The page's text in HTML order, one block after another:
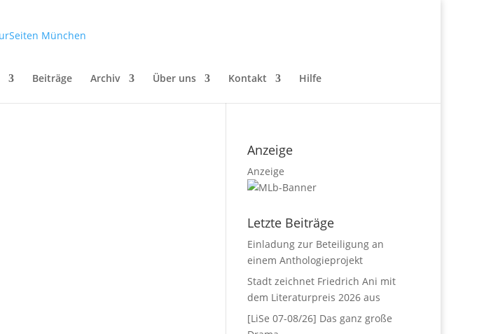
Beiträge Archiv Über uns Kontakt Hilfe
Anzeige
Anzeige
Letzte Beiträge
Einladung zur Beteiligung an
einem Anthologieprojekt
Stadt zeichnet Friedrich Ani mit
dem Literaturpreis 2026 aus
[LiSe 07-08/26] Das ganz große